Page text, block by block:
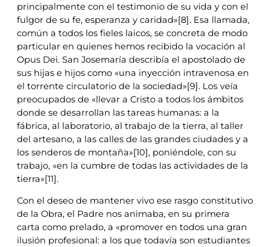
principalmente con el testimonio de su vida y con el
fulgor de su fe, esperanza y caridad»[8]. Esa llamada,
común a todos los fieles laicos, se concreta de modo
particular en quienes hemos recibido la vocación al
Opus Dei. San Josemaría describía el apostolado de
sus hijas e hijos como «una inyección intravenosa en
el torrente circulatorio de la sociedad»[9]. Los veía
preocupados de «llevar a Cristo a todos los ámbitos
donde se desarrollan las tareas humanas: a la
fábrica, al laboratorio, al trabajo de la tierra, al taller
del artesano, a las calles de las grandes ciudades y a
los senderos de montaña»[10], poniéndole, con su
trabajo, «en la cumbre de todas las actividades de la
tierra»[11].
Con el deseo de mantener vivo ese rasgo constitutivo
de la Obra, el Padre nos animaba, en su primera
carta como prelado, a «promover en todos una gran
ilusión profesional: a los que todavía son estudiantes